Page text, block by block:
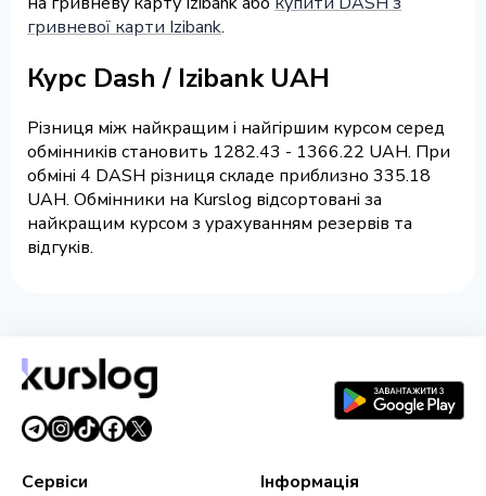
гривневої карти Izibank.
Курс Dash / Izibank UAH
Різниця між найкращим і найгіршим курсом серед
обмінників становить 1282.43 - 1366.22 UAH. При
обміні 4 DASH різниця складе приблизно 335.18
UAH. Обмінники на Kurslog відсортовані за
найкращим курсом з урахуванням резервів та
відгуків.
Сервіси Інформація